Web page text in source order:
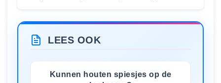
LEES OOK
Kunnen houten spiesjes op de